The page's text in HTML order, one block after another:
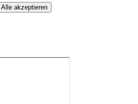
Alle akzeptieren